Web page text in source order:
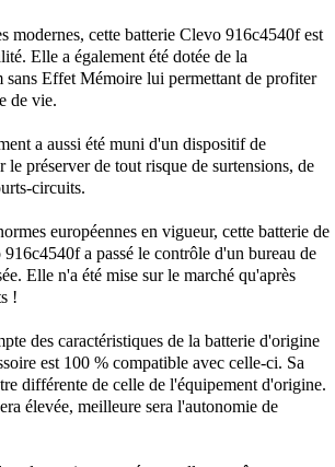
modernes, cettebatterie Clevo 916c4540fest
Elle a également été dotée de la
Effet Mémoire lui permettant de profiter
de vie.
a aussi été muni d'un dispositif de
le préserver de tout risque de surtensions, de
circuits.
européennes en vigueur, cette batterie de
a passé le contrôle d'un bureau de
Elle n'a été mise sur le marché qu'après
!
des caractéristiques de la batterie d'origine
est 100 % compatible avec celle-ci. Sa
différente de celle de l'équipement d'origine.
élevée, meilleure sera l'autonomie de